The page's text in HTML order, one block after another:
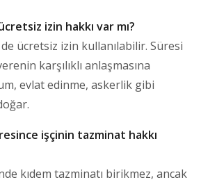
izin hakkı var mı?
ücretsiz izin kullanılabilir. Süresi
karşılıklı anlaşmasına
evlat edinme, askerlik gibi
işçinin tazminat hakkı
kıdem tazminatı birikmez, ancak